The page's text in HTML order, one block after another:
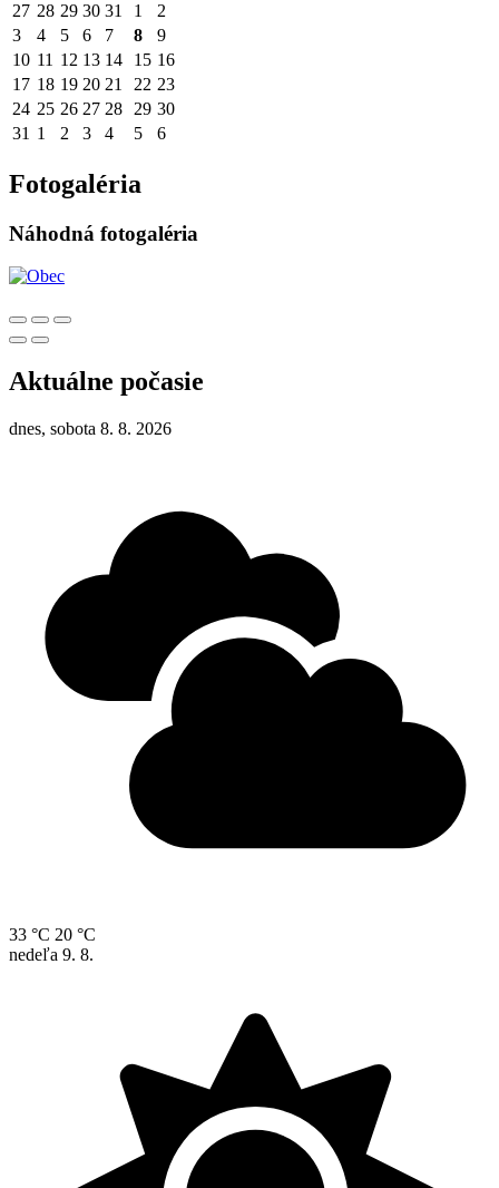
27 28 29 30 31 1
2
3
4 5 6 7 8
9
10 11 12 13 14 15 16
17 18 19 20 21 22 23
24 25 26 27 28 29 30
31 1 2 3 4 5 6
Fotogaléria
Náhodná fotogaléria
Aktuálne počasie
dnes, sobota 8. 8. 2026
33 °C 20 °C
nedeľa 9. 8.